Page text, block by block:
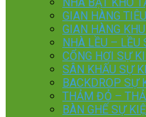
GIAN HÀNG
GIAN HÀNG
NHÀ LỀU – LỀU
CỔNG HƠI SỰ
SÂN KHẤU SỰ
BACKDROP SỰ
THẢM ĐỎ –
BÀN GHẾ SỰ